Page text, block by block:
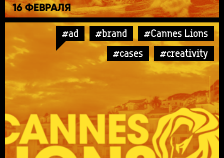
16 ФЕВРАЛЯ
#ad #brand
#Cannes Lions
#cases
#creativity